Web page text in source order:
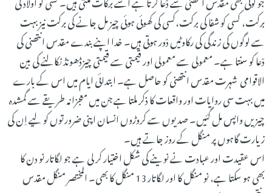
برکت، کسی کو شفا کی برکت،کسی کی کھوئی ہوئی چیز مل جانے کی برکت نیز بہت
سے لوگوں کی زندگی کی رکاوٹیں دْور ہوتی ہیں۔ خدا اپنے بندے مقدس انتھنی کی
دْعا کو سنتا ہے۔ معمولی سے معمولی اور قیمتی سے قیمتی چیزڈھونڈ نکالنے کی بین
الاقوامی شہرت مقدس انتھنی کو حاصل ہے۔ ابتدائی ایام میں اس کے بارے
میں بہت سی روایات اور واقعات کا ذکر ملتا ہے جن میں معجزانہ طریقے سے گمشدہ
چیزیں واپس مل گئیں۔ صدیوں سے کروڑوں انسان اپنی ضرورتوں کو لیے اِن کی
زیارت گاہوں پر منگل کے روز جاتے ہیں۔
اس عقیدت اور عبادت نے نوینے کی شکل اختیار کر لی ہے جو لگاتار نو دن کا
بھی ہو سکتا ہے، نو منگل کا اور لگاتار 13 منگل کا بھی۔ المختصر منگل مقدس